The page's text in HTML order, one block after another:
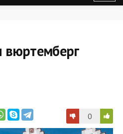
меню
вюртемберг
0